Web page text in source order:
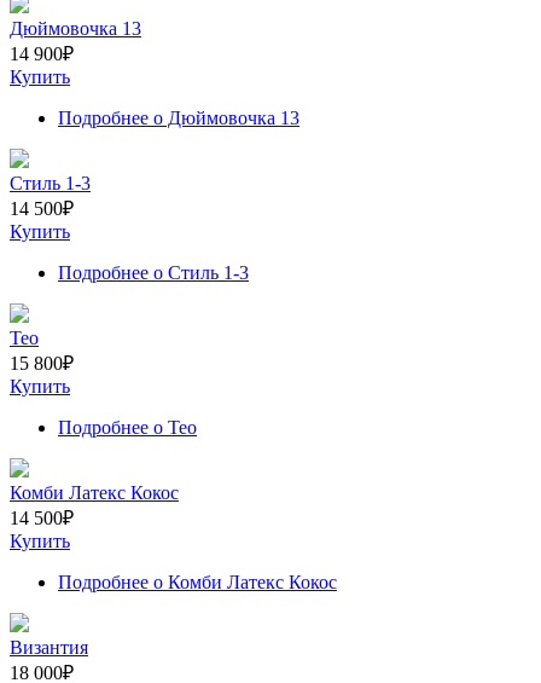
Дюймовочка 13
14 900₽
Купить
Подробнее о Дюймовочка 13
Стиль 1-3
14 500₽
Купить
Подробнее о Стиль 1-3
Тео
15 800₽
Купить
Подробнее о Тео
Комби Латекс Кокос
14 500₽
Купить
Подробнее о Комби Латекс Кокос
Византия
18 000₽